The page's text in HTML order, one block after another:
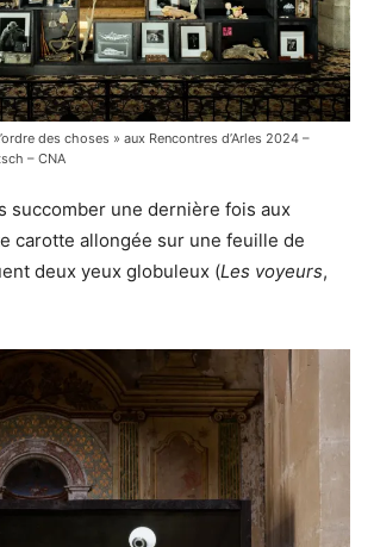
des choses » aux Rencontres d’Arles 2024 –
– CNA
succomber une dernière fois aux
carotte allongée sur une feuille de
deux yeux globuleux (Les voyeurs,